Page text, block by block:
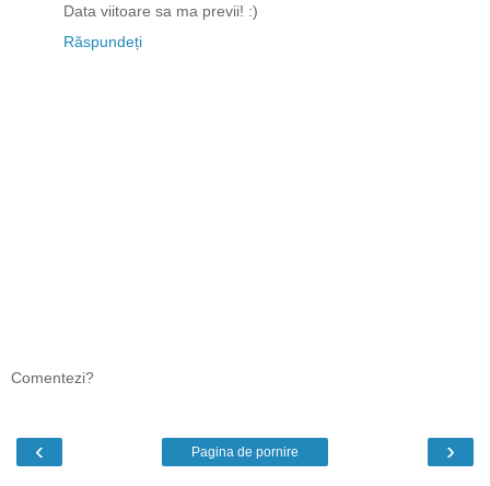
Data viitoare sa ma previi! :)
Răspundeți
Comentezi?
‹ ›
Pagina de pornire